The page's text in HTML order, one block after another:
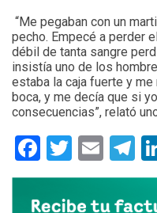
“Me pegaban con un
pecho. Empecé a perder
débil de tanta sangre
insistía uno de los
estaba la caja fuerte y
boca, y me decía que si
consecuencias”, relató
Facebook
Twitter